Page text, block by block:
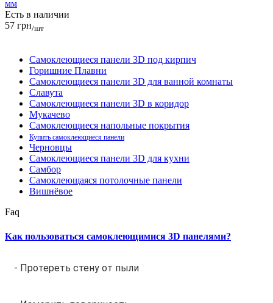
мм
Есть в наличии
57 грн/шт
Самоклеющиеся панели 3D под кирпич
Горишние Плавни
Самоклеющиеся панели 3D для ванной комнаты
Славута
Самоклеющиеся панели 3D в коридор
Мукачево
Самоклеющиеся напольные покрытия
Купить самоклеющиеся панели
Черновцы
Самоклеющиеся панели 3D для кухни
Самбор
Самоклеющаяся потолочные панели
Вишнёвое
Faq
Как пользоваться самоклеющимися 3D панелями?
- Протереть стену от пыли